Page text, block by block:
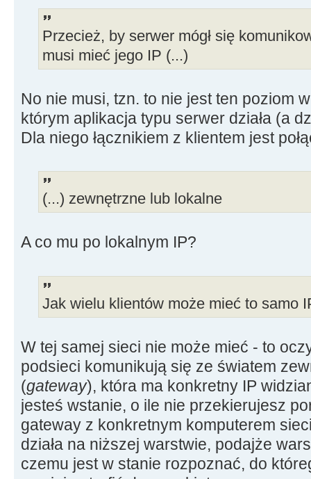
Przecież, by serwer mógł się
musi mieć jego IP (...)
No nie musi, tzn. to nie jest ten poziom
którym aplikacja typu serwer działa (a
Dla niego łącznikiem z klientem jest
(...) zewnętrzne lub lokalne
A co mu po lokalnym IP?
Jak wielu klientów może mieć to samo
W tej samej sieci nie może mieć - to
podsieci komunikują się ze światem
(gateway), która ma konkretny IP
jesteś wstanie, o ile nie przekierujesz
gateway z konkretnym komputerem
działa na niższej warstwie, podajże
czemu jest w stanie rozpoznać, do